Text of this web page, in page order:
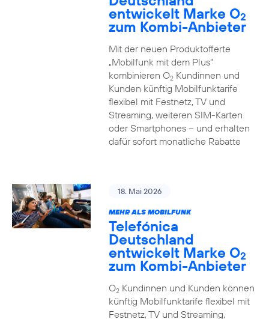
entwickelt Marke O2
zum Kombi-Anbieter
Mit der neuen Produktofferte
„Mobilfunk mit dem Plus“
kombinieren O2Kundinnen und
Kunden künftig Mobilfunktarife
flexibel mit Festnetz, TV und
Streaming, weiteren SIM-Karten
oder Smartphones – und erhalten
dafür sofort monatliche Rabatte
18. Mai 2026
MEHR ALS MOBILFUNK
Telefónica
Deutschland
entwickelt Marke O2
zum Kombi-Anbieter
O2Kundinnen und Kunden können
künftig Mobilfunktarife flexibel mit
Festnetz, TV und Streaming,